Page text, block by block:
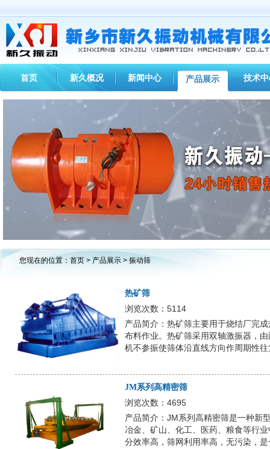
首页 新久概况 新闻中心 产品展示 技术
1 2
您现在的位置： 首页 > 产品展示 > 振动筛
热矿筛
浏览次数：5114
产品简介：热矿筛主要用于烧结厂完
布料作业。热矿筛采用双轴激振器，
机不参振使筛体沿直线方向作周期性
JM系列高精密筛
浏览次数：4695
产品简介：JM系列高精密筛是一种新
冶金、矿山、化工、医药、粮食等行
分效率高，筛网利用率高，无污染，